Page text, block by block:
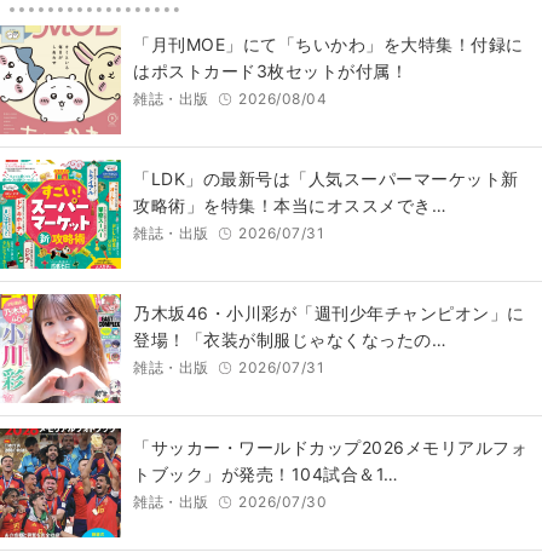
「月刊MOE」にて「ちいかわ」を大特集！付録に
はポストカード3枚セットが付属！
雑誌・出版 2026/08/04
「LDK」の最新号は「人気スーパーマーケット新
攻略術」を特集！本当にオススメでき…
雑誌・出版 2026/07/31
乃木坂46・小川彩が「週刊少年チャンピオン」に
登場！「衣装が制服じゃなくなったの…
雑誌・出版 2026/07/31
「サッカー・ワールドカップ2026メモリアルフォ
トブック」が発売！104試合＆1…
雑誌・出版 2026/07/30